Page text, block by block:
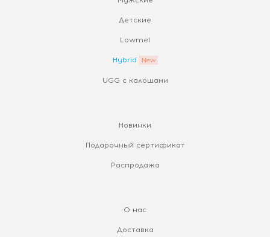
Детские
Lowmel
Hybrid
UGG с калошами
Новинки
Подарочный сертификат
Распродажа
О нас
Доставка